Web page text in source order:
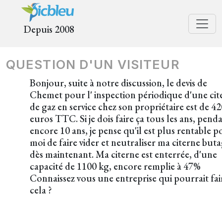
Depuis 2008
QUESTION D'UN VISITEUR
Bonjour, suite à notre discussion, le devis de
Chemet pour l' inspection périodique d'une
de gaz en service chez son propriétaire est de
euros TTC. Si je dois faire ça tous les ans,
encore 10 ans, je pense qu'il est plus rentable
moi de faire vider et neutraliser ma citerne
dès maintenant. Ma citerne est enterrée, d'une
capacité de 1100 kg, encore remplie à 47%
Connaissez vous une entreprise qui pourrait
cela ?